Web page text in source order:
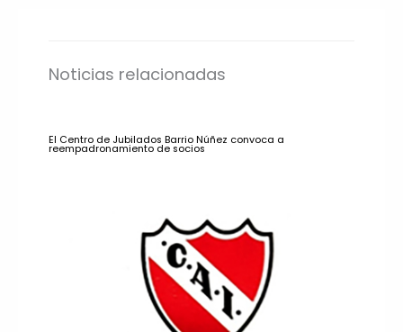
Noticias relacionadas
El Centro de Jubilados Barrio Núñez convoca a
reempadronamiento de socios